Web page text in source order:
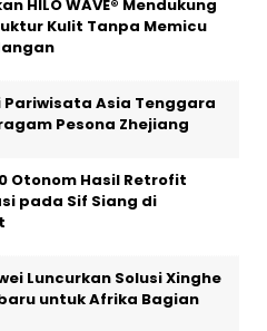
HILO WAVE® Mendukung
Kulit Tanpa Memicu
Pariwisata Asia Tenggara
Pesona Zhejiang
Otonom Hasil Retrofit
pada Sif Siang di
Luncurkan Solusi Xinghe
untuk Afrika Bagian